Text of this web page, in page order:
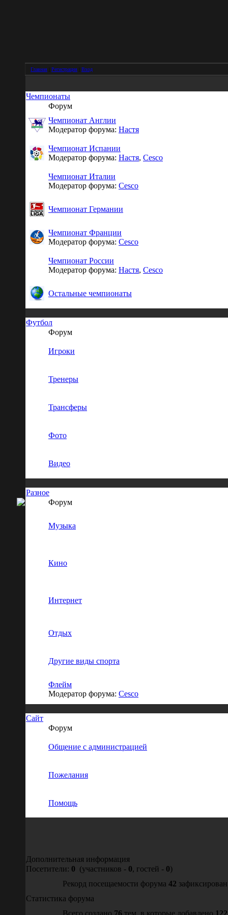
Главная Регистрация Вход
Чемпионаты
Форум
Чемпионат Англии
Модератор форума: Настя
Чемпионат Испании
Модератор форума: Настя, Cesco
Чемпионат Италии
Модератор форума: Cesco
Чемпионат Германии
Чемпионат Франции
Модератор форума: Cesco
Чемпионат России
Модератор форума: Настя, Cesco
Остальные чемпионаты
Футбол
Форум
Игроки
Тренеры
Трансферы
Фото
Видео
Разное
Форум
Музыка
Кино
Интернет
Отдых
Другие виды спорта
Флейм
Модератор форума: Cesco
Сайт
Форум
Общение с администрацией
Пожелания
Помощь
Дополнительная информация
Посетители: 0 (участников - 0, гостей - 0)
Рекорд посещаемости форума 42
Статистика форума
Всего создано 76 тем, в которые добавлено 122